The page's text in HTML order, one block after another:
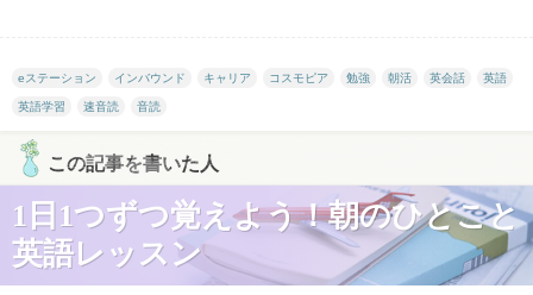
eステーション インバウンド キャリア コスモピア 勉強 朝活 英会話 英語
英語学習 速音読 音読
この記事を書いた人
1日1つずつ覚えよう！朝のひとこと
英語レッスン